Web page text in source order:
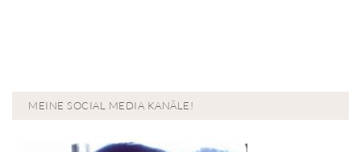
MEINE SOCIAL MEDIA KANÄLE!